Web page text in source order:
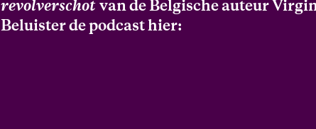
revolverschot van de Belgische auteur
Beluister de podcast hier: